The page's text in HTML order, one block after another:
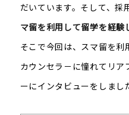
だいています。そして、採
マ留を利用して留学を経験
そこで今回は、スマ留を利
カウンセラ－に憧れてリ
ーにインタビューをしまし